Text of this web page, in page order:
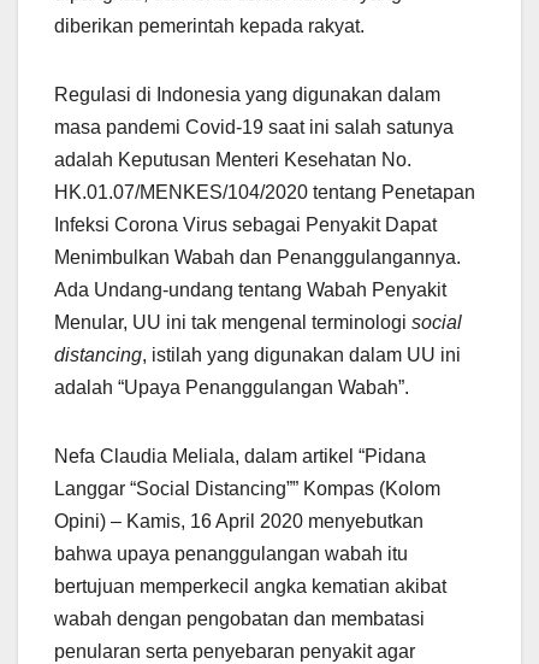
diberikan pemerintah kepada rakyat.
Regulasi di Indonesia yang digunakan dalam
masa pandemi Covid-19 saat ini salah satunya
adalah Keputusan Menteri Kesehatan No.
HK.01.07/MENKES/104/2020 tentang Penetapan
Infeksi Corona Virus sebagai Penyakit Dapat
Menimbulkan Wabah dan Penanggulangannya.
Ada Undang-undang tentang Wabah Penyakit
Menular, UU ini tak mengenal terminologi social
distancing, istilah yang digunakan dalam UU ini
adalah “Upaya Penanggulangan Wabah”.
Nefa Claudia Meliala, dalam artikel “Pidana
Langgar “Social Distancing”” Kompas (Kolom
Opini) – Kamis, 16 April 2020 menyebutkan
bahwa upaya penanggulangan wabah itu
bertujuan memperkecil angka kematian akibat
wabah dengan pengobatan dan membatasi
penularan serta penyebaran penyakit agar